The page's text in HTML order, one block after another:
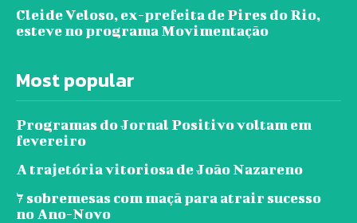
Cleide Veloso, ex-prefeita de Pires do Rio,
esteve no programa Movimentação
Most popular
Programas do Jornal Positivo voltam em
fevereiro
A trajetória vitoriosa de João Nazareno
7 sobremesas com maçã para atrair sucesso
no Ano-Novo